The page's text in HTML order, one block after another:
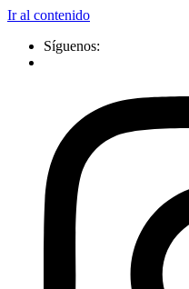
Ir al contenido
Síguenos: